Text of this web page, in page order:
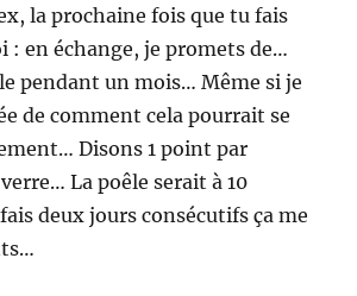
la prochaine fois que tu fais
: en échange, je promets de…
pendant un mois… Même si je
de comment cela pourrait se
Disons 1 point par
La poêle serait à 10
deux jours consécutifs ça me